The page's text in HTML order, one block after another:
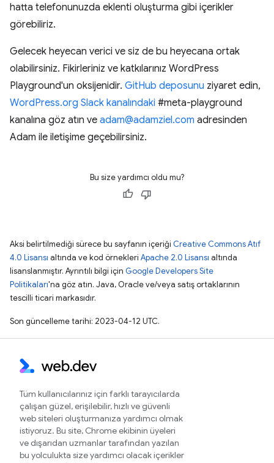
hatta telefonunuzda eklenti oluşturma gibi içerikler
görebiliriz.
Gelecek heyecan verici ve siz de bu heyecana ortak
olabilirsiniz. Fikirleriniz ve katkılarınız WordPress
Playground'un oksijenidir. GitHub deposunu ziyaret edin,
WordPress.org Slack kanalındaki #meta-playground
kanalına göz atın ve adam@adamziel.com adresinden
Adam ile iletişime geçebilirsiniz.
Bu size yardımcı oldu mu?
Aksi belirtilmediği sürece bu sayfanın içeriği Creative Commons Atıf
4.0 Lisansı altında ve kod örnekleri Apache 2.0 Lisansı altında
lisanslanmıştır. Ayrıntılı bilgi için Google Developers Site
Politikaları'na göz atın. Java, Oracle ve/veya satış ortaklarının
tescilli ticari markasıdır.
Son güncelleme tarihi: 2023-04-12 UTC.
Tüm kullanıcılarınız için farklı tarayıcılarda
çalışan güzel, erişilebilir, hızlı ve güvenli
web siteleri oluşturmanıza yardımcı olmak
istiyoruz. Bu site, Chrome ekibinin üyeleri
ve dışarıdan uzmanlar tarafından yazılan
bu yolculukta size yardımcı olacak içerikler